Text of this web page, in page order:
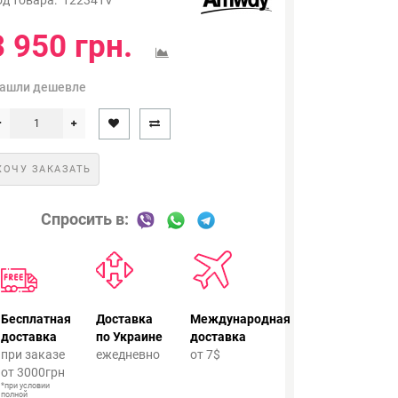
950 грн.
дешевле
ЗАКАЗАТЬ
Спросить в:
Бесплатная
доставка
при заказе
от 3000грн
*при условии
полной
Доставка
по Украине
ежедневно
Международная
доставка
от 7$